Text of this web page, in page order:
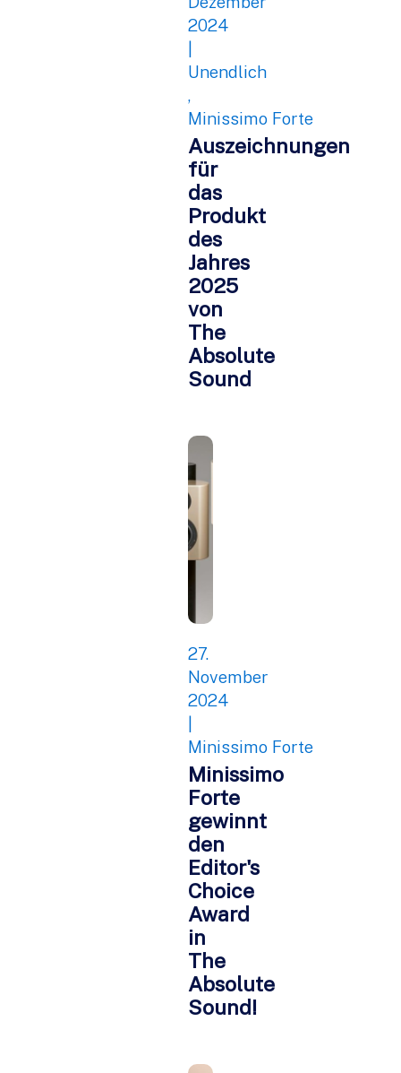
2024
Unendlich
,
Minissimo Forte
Auszeichnungen
für
das
Produkt
des
Jahres
2025
von
The
Absolute
Sound
27.
November
2024
Minissimo Forte
Minissimo
Forte
gewinnt
den
Editor's
Choice
Award
in
The
Absolute
Sound!